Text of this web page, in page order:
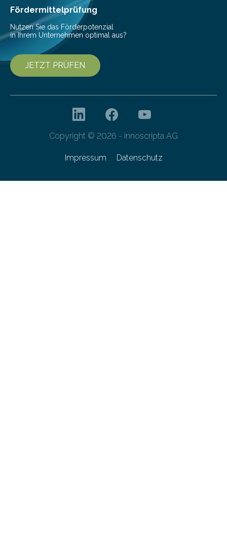
Fördermittelprüfung
Nutzen Sie das Förderpotenzial
in Ihrem Unternehmen optimal aus?
JETZT PRÜFEN
Copyright © 2026 - innoscripta AG
Impressum Datenschutz